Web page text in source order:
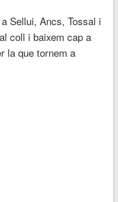
Sellui, Ancs, Tossal i
coll i baixem cap a
la que tornem a